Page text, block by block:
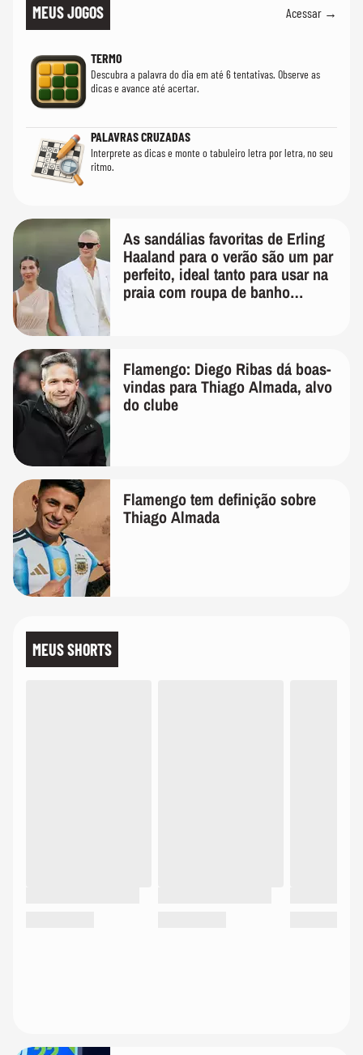
MEUS JOGOS Acessar →
TERMO
Descubra a palavra do dia em até 6 tentativas. Observe as
dicas e avance até acertar.
PALAVRAS CRUZADAS
Interprete as dicas e monte o tabuleiro letra por letra, no seu
ritmo.
As sandálias favoritas de Erling
Haaland para o verão são um par
perfeito, ideal tanto para usar na
praia com roupa de banho
Flamengo: Diego Ribas dá boas-
vindas para Thiago Almada, alvo
do clube
Flamengo tem definição sobre
Thiago Almada
MEUS SHORTS